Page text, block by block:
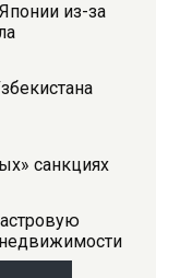
из-за
санкциях
недвижимости